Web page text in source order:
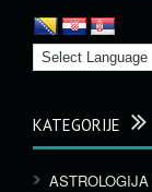
KATEGORIJE
ASTROLOGIJA